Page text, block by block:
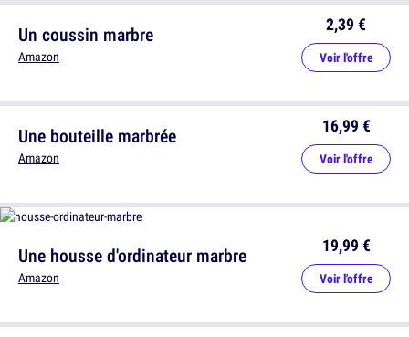
Un coussin marbre
Amazon
2,39 €
Voir l'offre
Une bouteille marbrée
Amazon
16,99 €
Voir l'offre
Une housse d'ordinateur marbre
Amazon
19,99 €
Voir l'offre